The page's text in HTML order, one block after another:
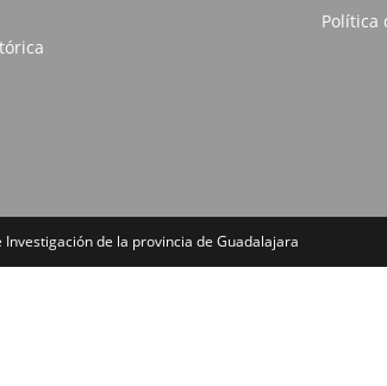
Política
de la provincia de Guadalajara